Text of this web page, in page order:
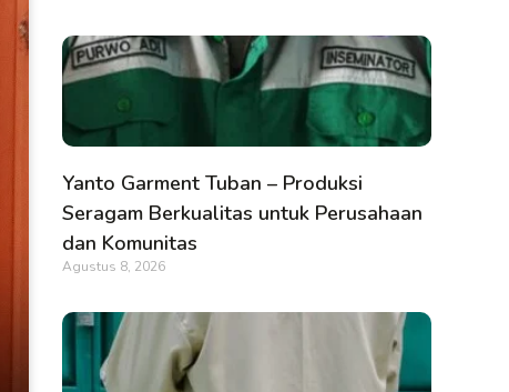
Yanto Garment Tuban – Produksi
Seragam Berkualitas untuk Perusahaan
dan Komunitas
Agustus 8, 2026